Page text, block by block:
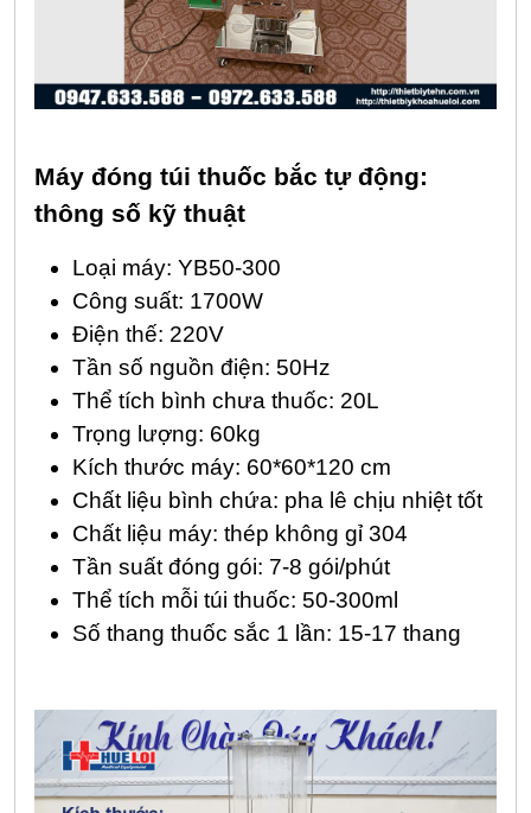
Máy đóng túi thuốc bắc tự động:
thông số kỹ thuật
Loại máy: YB50-300
Công suất: 1700W
Điện thế: 220V
Tần số nguồn điện: 50Hz
Thể tích bình chưa thuốc: 20L
Trọng lượng: 60kg
Kích thước máy: 60*60*120 cm
Chất liệu bình chứa: pha lê chịu nhiệt tốt
Chất liệu máy: thép không gỉ 304
Tần suất đóng gói: 7-8 gói/phút
Thể tích mỗi túi thuốc: 50-300ml
Số thang thuốc sắc 1 lần: 15-17 thang